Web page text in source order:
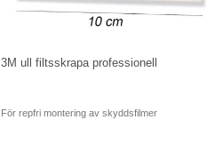
3M ull filtsskrapa professionell
För repfri montering av skyddsfilmer